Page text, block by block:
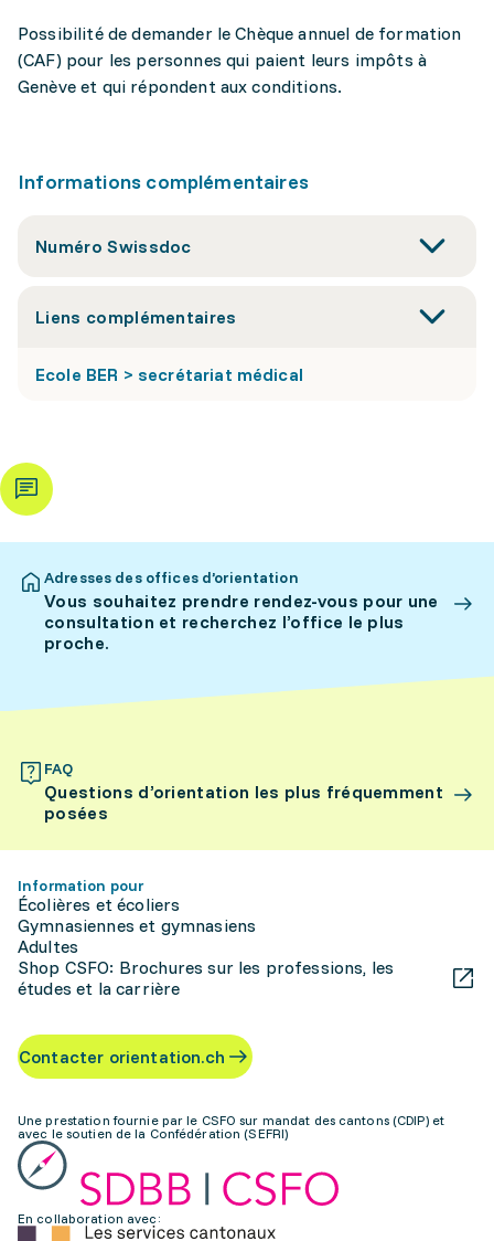
Possibilité de demander le Chèque annuel de formation
(CAF) pour les personnes qui paient leurs impôts à
Genève et qui répondent aux conditions.
Informations complémentaires
Numéro Swissdoc
Liens complémentaires
Ecole BER > secrétariat médical
Adresses des offices d’orientation
Vous souhaitez prendre rendez-vous pour une
consultation et recherchez l’office le plus
proche.
FAQ
Questions d’orientation les plus fréquemment
posées
Information pour
Écolières et écoliers
Gymnasiennes et gymnasiens
Adultes
Shop CSFO: Brochures sur les professions, les
études et la carrière
Contacter orientation.ch
Une prestation fournie par le CSFO sur mandat des cantons (CDIP) et
avec le soutien de la Confédération (SEFRI)
En collaboration avec: